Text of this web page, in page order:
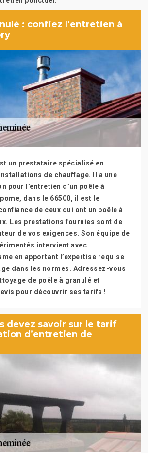
: confiez l’entretien à
un prestataire spécialisé en
de chauffage. Il a une
pour l’entretien d’un poêle à
dans le 66500, il est le
de ceux qui ont un poêle à
Les prestations fournies sont de
de vos exigences. Son équipe de
intervient avec
en apportant l’expertise requise
dans les normes. Adressez-vous
de poêle à granulé et
pour découvrir ses tarifs !
devez savoir sur le tarif
d’entretien de